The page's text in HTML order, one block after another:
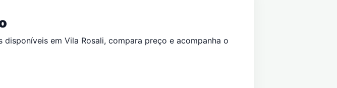
disponíveis em Vila Rosali, compara preço e acompanha o